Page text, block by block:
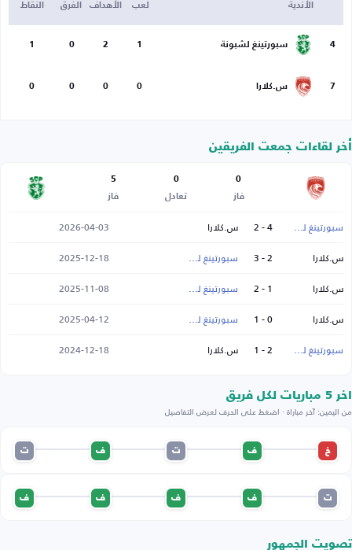
الأندية لعب الأهداف الفرق النقاط
4 سبورتينغ لشبونة 1
2
0
1
7 س.كلارا 0
0
0
0
أخر لقاءات جمعت الفريقين
0
فاز
0
تعادل
5
فاز
سبورتينغ لشبونة 4 - 2 س.كلارا
2026-04-03
س.كلارا
2 - 3 سبورتينغ لشبونة
2025-12-18
س.كلارا
1 - 2 سبورتينغ لشبونة
2025-11-08
س.كلارا
0 - 1 سبورتينغ لشبونة
2025-04-12
سبورتينغ لشبونة
2 - 1 س.كلارا 2024-12-18
اخر 5 مباريات لكل فريق
من اليمين: آخر مباراة · اضغط على الحرف لعرض التفاصيل
خ ف ت ف ت
ت ف ف ف ف
تصويت الجمهور